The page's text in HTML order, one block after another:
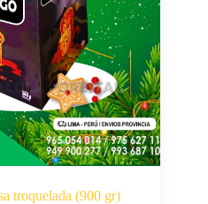
troquelada (900 gr)